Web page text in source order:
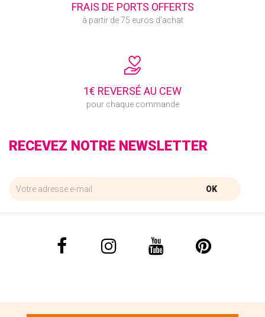
FRAIS DE PORTS OFFERTS
à partir de 75 euros d’achat
1€ REVERSÉ AU CEW
pour chaque commande
RECEVEZ NOTRE NEWSLETTER
OK